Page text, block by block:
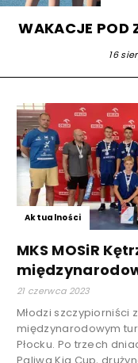
WAKACJE POD
16
Aktualności
MKS MOSiR
21 czerwca 2023
Młodzi szczypiorniści
międzynarodowym
Płocku. Po trzech
Paliwa Kia Cup,